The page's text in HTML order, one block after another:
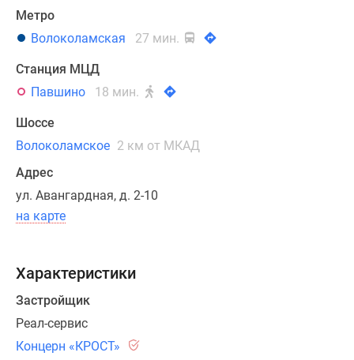
оформлены
стиле
с
фактурной
штукатурки
разноцветных
фрагментов
краски.
корпусе
будут
квартиры-
студии,
Метро
Волоколамская
27 мин.
Станция МЦД
Павшино
18 мин.
Шоссе
Волоколамское 2 км от МКАД
Адрес
ул. Авангардная, д. 2-10
на карте
Характеристики
Застройщик
Реал-сервис
Концерн «КРОСТ»